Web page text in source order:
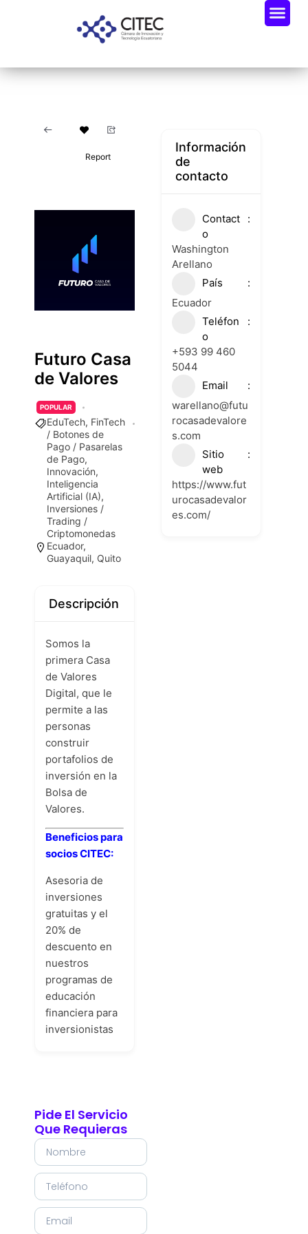
Report
Futuro Casa
de Valores
POPULAR
EduTech, FinTech
/ Botones de
Pago / Pasarelas
de Pago,
Innovación,
Inteligencia
Artificial (IA),
Inversiones /
Trading /
Criptomonedas
Ecuador,
Guayaquil, Quito
Descripción
Somos la
primera Casa
de Valores
Digital, que le
permite a las
personas
construir
portafolios de
inversión en la
Bolsa de
Valores.
Beneficios para
socios CITEC:
Asesoria de
inversiones
gratuitas y el
20% de
descuento en
nuestros
programas de
educación
financiera para
inversionistas
Información
de
contacto
Contact
o
Washington
Arellano
País
Ecuador
Teléfon
o
+593 99 460
5044
Email
warellano@futu
rocasadevalore
s.com
Sitio
web
https://www.fut
urocasadevalor
es.com/
Pide El Servicio
Que Requieras